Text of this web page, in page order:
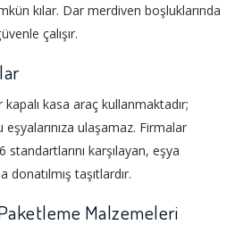
kılar. Dar merdiven boşluklarında
çalışır.
kasa araç kullanmaktadır;
ulaşamaz. Firmalar
karşılayan, eşya
donatılmış taşıtlardır.
Malzemeleri